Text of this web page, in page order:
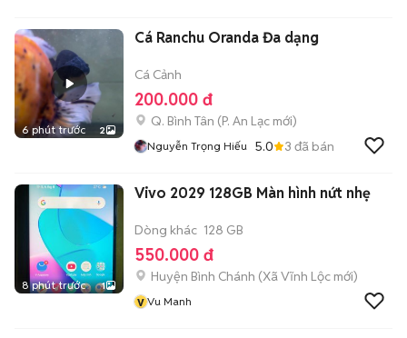
6 phút trước 2
Cá Ranchu Oranda Đa dạng
Cá Cảnh
200.000 đ
Q. Bình Tân (P. An Lạc mới)
Nguyễn Trọng Hiếu 5.0 3 đã bán
8 phút trước 1
Vivo 2029 128GB Màn hình nứt nhẹ
Dòng khác 128 GB
550.000 đ
Huyện Bình Chánh (Xã Vĩnh Lộc mới)
v Vu Manh